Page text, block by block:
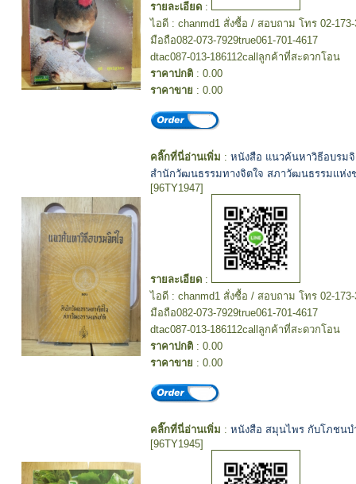
รายละเอียด :
ไอดี : chanmd1 สั่งซื้อ / สอบถาม โทร 02-173-
มือถือ082-073-7929true061-701-4617
dtac087-013-186112callลูกค้าที่สะดวกโอน
ราคาปกติ : 0.00
ราคาขาย : 0.00
คลิ๊กที่นี่อ่านเพิ่ม : หนังสือ แนวค้นหาวิธีอบรมจิ
สำนักวัฒนธรรมทางจิตใจ สภาวัฒนธรรมแห่ง
[96TY1947]
รายละเอียด :
ไอดี : chanmd1 สั่งซื้อ / สอบถาม โทร 02-173-
มือถือ082-073-7929true061-701-4617
dtac087-013-186112callลูกค้าที่สะดวกโอน
ราคาปกติ : 0.00
ราคาขาย : 0.00
คลิ๊กที่นี่อ่านเพิ่ม : หนังสือ สมุนไพร กับโภชนบ
[96TY1945]